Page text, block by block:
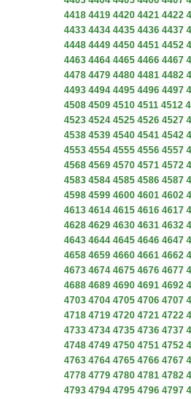
4418 4419 4420 4421 4422
4433 4434 4435 4436 4437
4448 4449 4450 4451 4452
4463 4464 4465 4466 4467
4478 4479 4480 4481 4482
4493 4494 4495 4496 4497
4508 4509 4510 4511 4512
4523 4524 4525 4526 4527
4538 4539 4540 4541 4542
4553 4554 4555 4556 4557
4568 4569 4570 4571 4572
4583 4584 4585 4586 4587
4598 4599 4600 4601 4602
4613 4614 4615 4616 4617
4628 4629 4630 4631 4632
4643 4644 4645 4646 4647
4658 4659 4660 4661 4662
4673 4674 4675 4676 4677
4688 4689 4690 4691 4692
4703 4704 4705 4706 4707
4718 4719 4720 4721 4722
4733 4734 4735 4736 4737
4748 4749 4750 4751 4752
4763 4764 4765 4766 4767
4778 4779 4780 4781 4782
4793 4794 4795 4796 4797